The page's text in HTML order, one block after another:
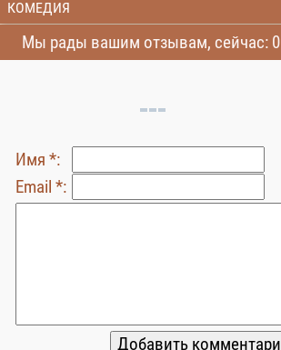
КОМЕДИЯ
Мы рады вашим отзывам, сейчас: 0
Имя *:
Email *: